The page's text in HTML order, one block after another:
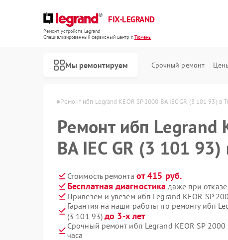
FIX-LEGRAND
Ремонт устройств Legrand
Специализированный cервисный центр г.Тюмень
Мы ремонтируем Срочный ремонт
Legrand в Тюмени Ремонт ибп Legrand KEOR SP 2000 ВА IEC GR (3 101 93) в
Ремонт ибп Legrand
ВА IEC GR (3 101
Стоимость ремонта от 415 руб.
Бесплатная диагностика даже при отказе
Привезем и увезем ибп Legrand KEOR SP
Гарантия на наши работы по ремонту ибп
(3 101 93)до 3-х лет
Срочный ремонт ибп Legrand KEOR SP 2000
часа